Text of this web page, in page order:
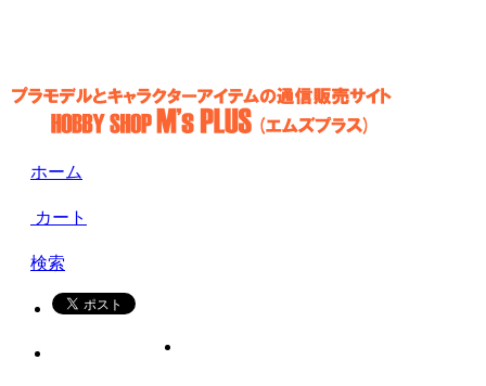
ホーム
カート
検索